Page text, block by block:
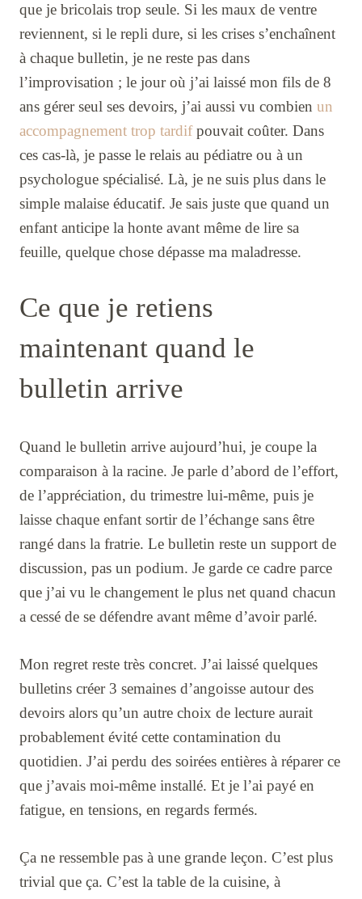
que je bricolais trop seule. Si les maux de ventre
reviennent, si le repli dure, si les crises s’enchaînent
à chaque bulletin, je ne reste pas dans
l’improvisation ; le jour où j’ai laissé mon fils de 8
ans gérer seul ses devoirs, j’ai aussi vu combien un
accompagnement trop tardifpouvait coûter. Dans
ces cas-là, je passe le relais au pédiatre ou à un
psychologue spécialisé. Là, je ne suis plus dans le
simple malaise éducatif. Je sais juste que quand un
enfant anticipe la honte avant même de lire sa
feuille, quelque chose dépasse ma maladresse.
Ce que je retiens
maintenant quand le
bulletin arrive
Quand le bulletin arrive aujourd’hui, je coupe la
comparaison à la racine. Je parle d’abord de l’effort,
de l’appréciation, du trimestre lui-même, puis je
laisse chaque enfant sortir de l’échange sans être
rangé dans la fratrie. Le bulletin reste un support de
discussion, pas un podium. Je garde ce cadre parce
que j’ai vu le changement le plus net quand chacun
a cessé de se défendre avant même d’avoir parlé.
Mon regret reste très concret. J’ai laissé quelques
bulletins créer 3 semaines d’angoisse autour des
devoirs alors qu’un autre choix de lecture aurait
probablement évité cette contamination du
quotidien. J’ai perdu des soirées entières à réparer ce
que j’avais moi-même installé. Et je l’ai payé en
fatigue, en tensions, en regards fermés.
Ça ne ressemble pas à une grande leçon. C’est plus
trivial que ça. C’est la table de la cuisine, à